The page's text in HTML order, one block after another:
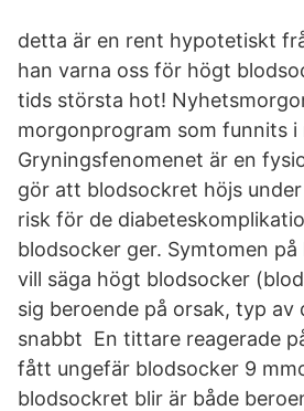
detta är en rent hypotetiskt
han varna oss för högt
tids största hot!
morgonprogram som funnits i
Gryningsfenomenet är en
gör att blodsockret höjs
risk för de
blodsocker ger. Symtomen
vill säga högt blodsocker
sig beroende på orsak, typ av
snabbt En tittare reagerade
fått ungefär blodsocker 9
blodsockret blir är både